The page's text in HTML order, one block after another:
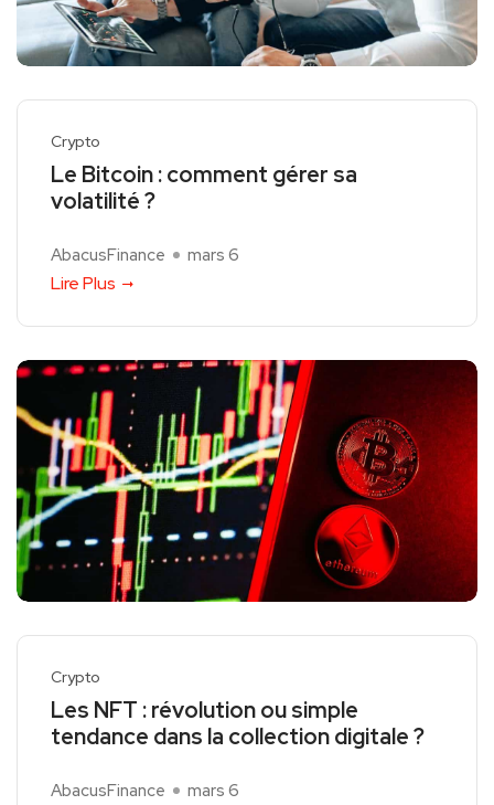
Crypto
Le Bitcoin : comment gérer sa
volatilité ?
AbacusFinance mars 6
Lire Plus
Crypto
Les NFT : révolution ou simple
tendance dans la collection digitale ?
AbacusFinance mars 6